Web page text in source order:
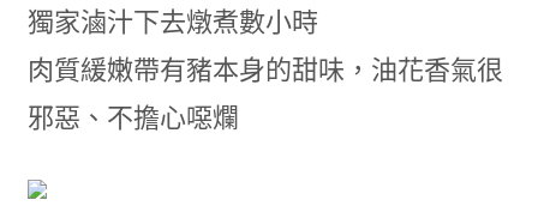
獨家滷汁下去燉煮數小時
肉質緩嫩帶有豬本身的甜味，油花香氣很
邪惡、不擔心噁爛